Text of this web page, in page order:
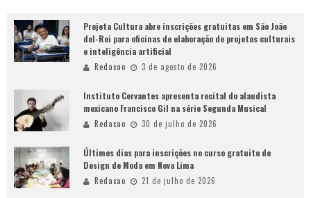
Projeta Cultura abre inscrições gratuitas em São João
del-Rei para oficinas de elaboração de projetos culturais
e inteligência artificial
Redacao 3 de agosto de 2026
Instituto Cervantes apresenta recital do alaudista
mexicano Francisco Gil na série Segunda Musical
Redacao 30 de julho de 2026
Últimos dias para inscrições no curso gratuito de
Design de Moda em Nova Lima
Redacao 21 de julho de 2026